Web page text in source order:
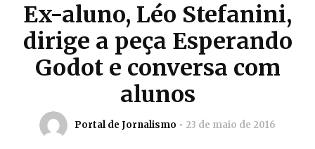
Ex-aluno, Léo Stefanini,
dirige a peça Esperando
Godot e conversa com
alunos
Portal de Jornalismo 23 de maio de 2016